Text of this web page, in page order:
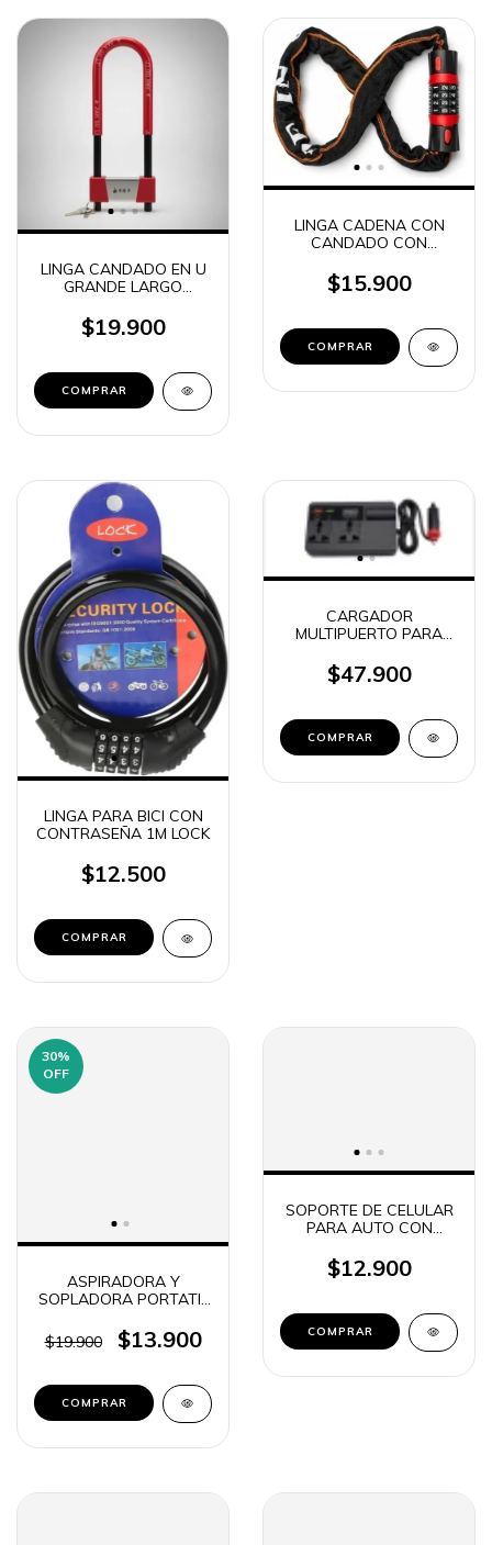
LINGA CANDADO EN U
GRANDE LARGO
130506
$19.900
LINGA CADENA CON
CANDADO CON
TELA PARA BICI / MOTO
C-130504
$15.900
LINGA PARA BICI CON
CONTRASEÑA 1M LOCK
$12.500
CARGADOR
MULTIPUERTO PARA
USB-C + 2 TOMAS +
MEDIDOR VOLT C11-A
$47.900
30%
OFF
ASPIRADORA Y
SOPLADORA PORTATIL
$19.900
$13.900
SOPORTE DE CELULAR
PARA AUTO CON
FLEXIBLE SIRVE P GPS
FLY XP-D (2550)
$12.900